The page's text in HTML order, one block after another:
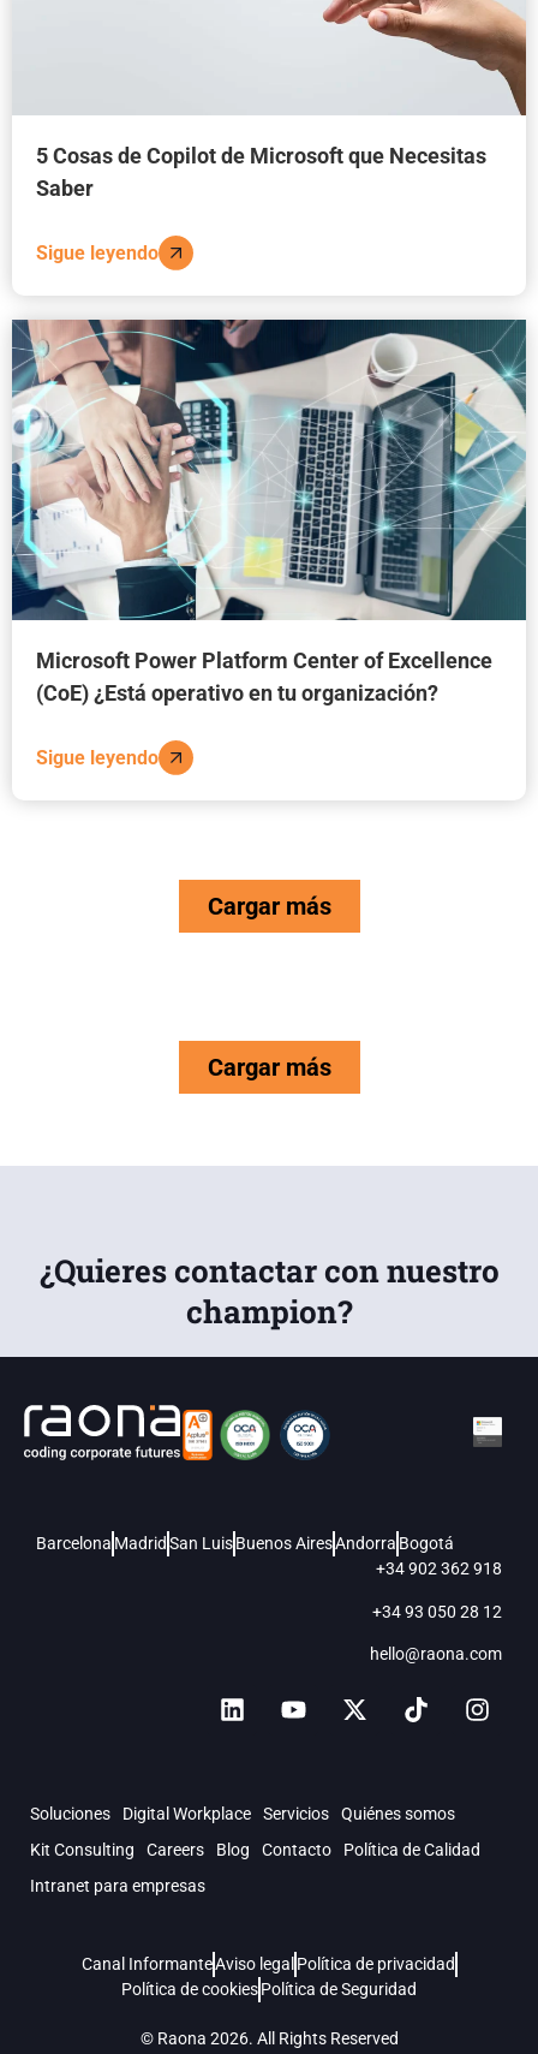
5 Cosas de Copilot de Microsoft que Necesitas
Saber
Sigue leyendo
Microsoft Power Platform Center of Excellence
(CoE) ¿Está operativo en tu organización?
Sigue leyendo
Cargar más
Cargar más
¿Quieres contactar con nuestro
champion?
Barcelona MadridSan LuisBuenos AiresAndorra Bogotá
+34 902 362 918
+34 93 050 28 12
hello@raona.com
Soluciones Digital Workplace Servicios
Quiénes somos
Kit Consulting
Careers Blog Contacto
Política de Calidad
Intranet para empresas
© Raona 2026. All Rights Reserved
Canal InformanteAviso legal Política de privacidad
Política de cookiesPolítica de Seguridad